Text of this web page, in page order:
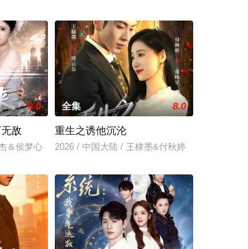
9.0
敌
＆侯梦心
全集 8.0
重生之诱他沉沦
2026 / 中国大陆 / 王棣墨&付秋婷